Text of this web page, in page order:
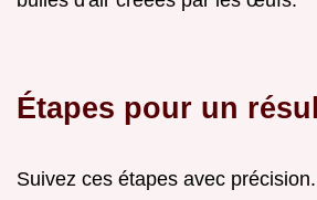
Étapes pour un
Suivez ces étapes avec